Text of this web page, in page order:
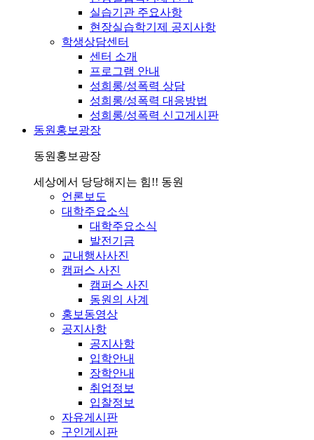
실습기관 주요사항
현장실습학기제 공지사항
학생상담센터
센터 소개
프로그램 안내
성희롱/성폭력 상담
성희롱/성폭력 대응방법
성희롱/성폭력 신고게시판
동원홍보광장
동원홍보광장
세상에서 당당해지는 힘!! 동원
언론보도
대학주요소식
대학주요소식
발전기금
교내행사사진
캠퍼스 사진
캠퍼스 사진
동원의 사계
홍보동영상
공지사항
공지사항
입학안내
장학안내
취업정보
입찰정보
자유게시판
구인게시판